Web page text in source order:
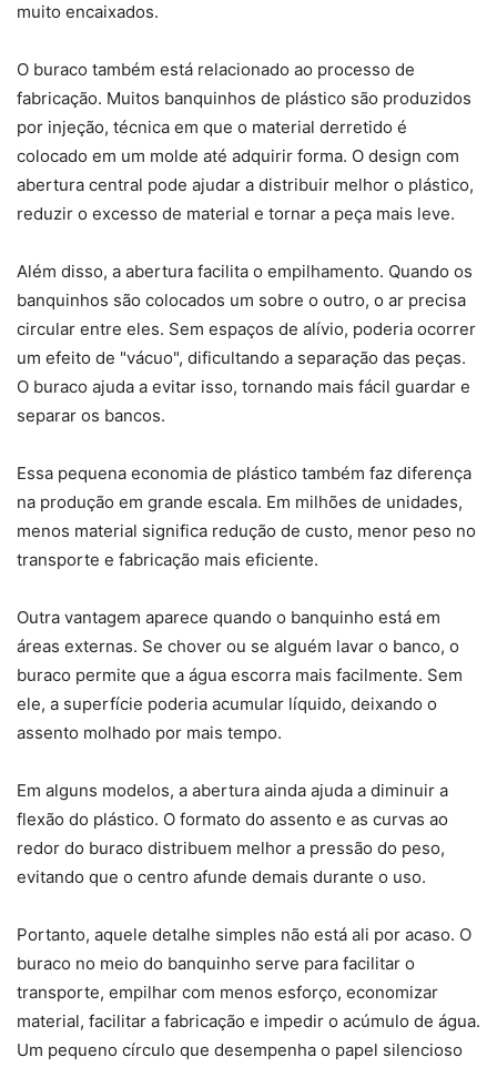
muito encaixados.
O buraco também está relacionado ao processo de
fabricação. Muitos banquinhos de plástico são produzidos
por injeção, técnica em que o material derretido é
colocado em um molde até adquirir forma. O design com
abertura central pode ajudar a distribuir melhor o plástico,
reduzir o excesso de material e tornar a peça mais leve.
Além disso, a abertura facilita o empilhamento. Quando os
banquinhos são colocados um sobre o outro, o ar precisa
circular entre eles. Sem espaços de alívio, poderia ocorrer
um efeito de "vácuo", dificultando a separação das peças.
O buraco ajuda a evitar isso, tornando mais fácil guardar e
separar os bancos.
Essa pequena economia de plástico também faz diferença
na produção em grande escala. Em milhões de unidades,
menos material significa redução de custo, menor peso no
transporte e fabricação mais eficiente.
Outra vantagem aparece quando o banquinho está em
áreas externas. Se chover ou se alguém lavar o banco, o
buraco permite que a água escorra mais facilmente. Sem
ele, a superfície poderia acumular líquido, deixando o
assento molhado por mais tempo.
Em alguns modelos, a abertura ainda ajuda a diminuir a
flexão do plástico. O formato do assento e as curvas ao
redor do buraco distribuem melhor a pressão do peso,
evitando que o centro afunde demais durante o uso.
Portanto, aquele detalhe simples não está ali por acaso. O
buraco no meio do banquinho serve para facilitar o
transporte, empilhar com menos esforço, economizar
material, facilitar a fabricação e impedir o acúmulo de água.
Um pequeno círculo que desempenha o papel silencioso